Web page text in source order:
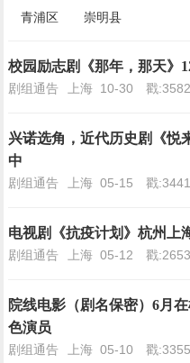
青浦区
崇明县
校园励志剧《那年，那天》
剧组通告 上海 10-30 戳
兴诺选角，近代历史剧《悦
中
剧组通告 上海05-15 戳
电视剧《抗疫计划》杭州上
剧组通告 上海05-12 戳
院线电影（剧名保密）6月
色演员
剧组通告 上海05-10 戳